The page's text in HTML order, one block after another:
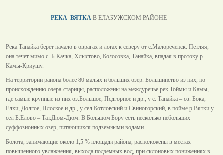
РЕКА ВЯТКА В ЕЛАБУЖСКОМ РАЙОНЕ
Река Танайка берет начало в оврагах и логах к северу от с.Малореченск. Петляя,
она течет мимо с. Б.Качка, Хлыстово, Колосовка, Танайка, впадая в протоку р.
Камы-Криушу.
На территории района более 80 малых и больших озер. Большинство из них, по
происхождению озера-старицы, расположены на междуречье рек Тоймы и Камы,
где самые крупные из них оз.Большое, Подгорное и др., у с. Танайка – оз. Бока,
Елхи, Долгое, Плоское и др., у сел Котловский и Свиногорский, в пойме р.Вятки у
сел Б.Елово – Тат.Дюм-Дюм. В Большом Бору есть несколько небольших
суффозионных озер, питающихся подземными водами.
Болота, занимающие около 1,5 % площади района, расположены в местах
повышенного увлажнения, выхода подземных вод, при склоновых понижениях в